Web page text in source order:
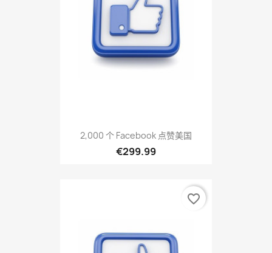
2,000 个 Facebook 点赞美国
€299.99
favorite_border